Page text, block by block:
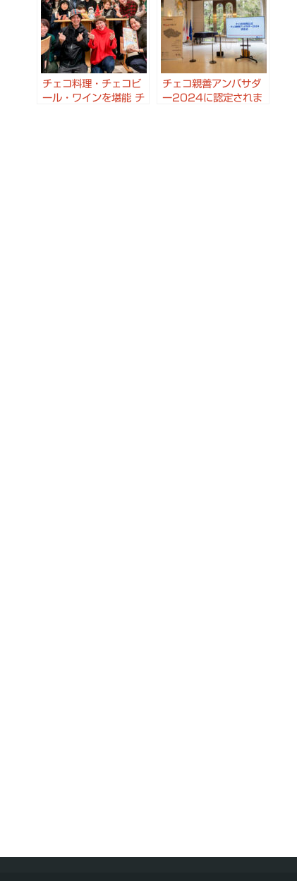
チェコ料理・チェコビ
ール・ワインを堪能 チ
チェコ親善アンバサダ
ー2024に認定されま